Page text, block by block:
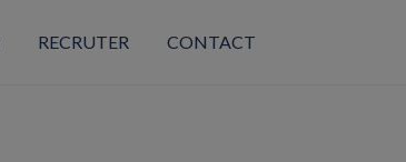
RECRUTER CONTACT